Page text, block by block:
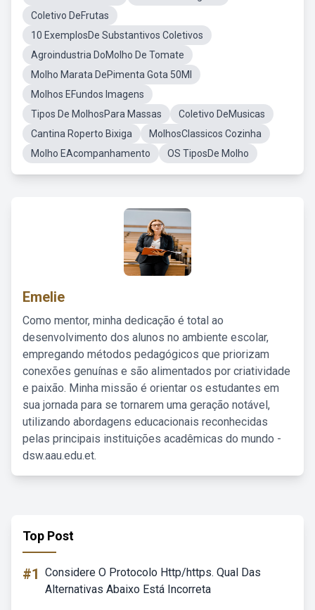
Coletivo DeFrutas
10 ExemplosDe Substantivos Coletivos
Agroindustria DoMolho De Tomate
Molho Marata DePimenta Gota 50Ml
Molhos EFundos Imagens
Tipos De MolhosPara Massas
Coletivo DeMusicas
Cantina Roperto Bixiga
MolhosClassicos Cozinha
Molho EAcompanhamento
OS TiposDe Molho
Emelie
Como mentor, minha dedicação é total ao
desenvolvimento dos alunos no ambiente escolar,
empregando métodos pedagógicos que priorizam
conexões genuínas e são alimentados por criatividade
e paixão. Minha missão é orientar os estudantes em
sua jornada para se tornarem uma geração notável,
utilizando abordagens educacionais reconhecidas
pelas principais instituições acadêmicas do mundo -
dsw.aau.edu.et.
Top Post
#1 Considere O Protocolo Http/https. Qual Das
Alternativas Abaixo Está Incorreta